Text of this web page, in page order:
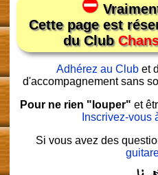
Cette page est
du Club
Adhérez au Club et
d'accompagnement sans
Pour ne rien "louper" et
Inscrivez-vous
Si vous avez des